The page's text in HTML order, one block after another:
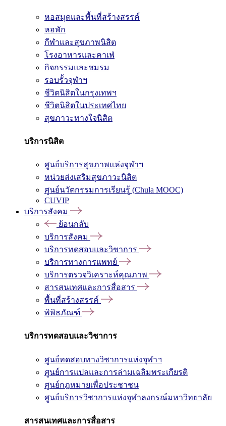
หอสมุดและพื้นที่สร้างสรรค์
หอพัก
กีฬาและสุขภาพนิสิต
โรงอาหารและคาเฟ่
กิจกรรมและชมรม
รอบรั้วจุฬาฯ
ชีวิตนิสิตในกรุงเทพฯ
ชีวิตนิสิตในประเทศไทย
สุขภาวะทางใจนิสิต
บริการนิสิต
ศูนย์บริการสุขภาพแห่งจุฬาฯ
หน่วยส่งเสริมสุขภาวะนิสิต
ศูนย์นวัตกรรมการเรียนรู้ (Chula MOOC)
CUVIP
บริการสังคม
ย้อนกลับ
บริการสังคม
บริการทดสอบและวิชาการ
บริการทางการแพทย์
บริการตรวจวิเคราะห์คุณภาพ
สารสนเทศและการสื่อสาร
พื้นที่สร้างสรรค์
พิพิธภัณฑ์
บริการทดสอบและวิชาการ
ศูนย์ทดสอบทางวิชาการแห่งจุฬาฯ
ศูนย์การแปลและการล่ามเฉลิมพระเกียรติ
ศูนย์กฎหมายเพื่อประชาชน
ศูนย์บริการวิชาการแห่งจุฬาลงกรณ์มหาวิทยาลัย
สารสนเทศและการสื่อสาร